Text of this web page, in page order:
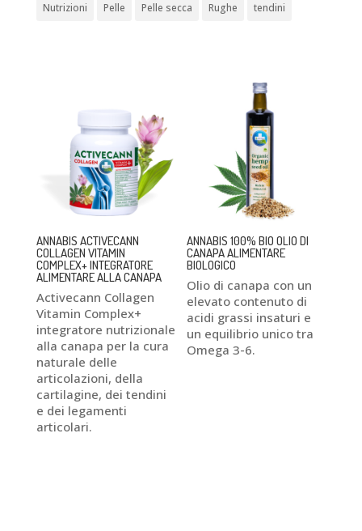
Nutrizioni Pelle Pelle secca Rughe tendini
ANNABIS ACTIVECANN
COLLAGEN VITAMIN
COMPLEX+ INTEGRATORE
ALIMENTARE ALLA CANAPA
Activecann Collagen
Vitamin Complex+
integratore nutrizionale
alla canapa per la cura
naturale delle
articolazioni, della
cartilagine, dei tendini
e dei legamenti
articolari.
ANNABIS 100% BIO OLIO DI
CANAPA ALIMENTARE
BIOLOGICO
Olio di canapa con un
elevato contenuto di
acidi grassi insaturi e
un equilibrio unico tra
Omega 3-6.